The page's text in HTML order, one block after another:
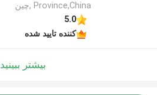
Province,China ,چین
5.0
کننده تایید شده
بیشتر ببینید